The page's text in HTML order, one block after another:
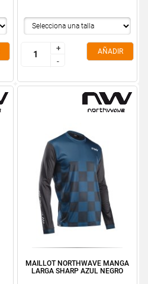
+
-
+
-
AÑADIR
MAILLOT NORTHWAVE MANGA
LARGA SHARP AZUL NEGRO